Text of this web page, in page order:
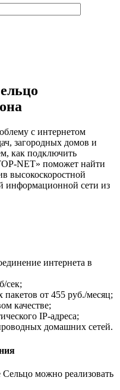
с интернетом
загородных домов и
как подключить
NET» поможет найти
высокоскоростной
информационной сети из
интернета в
сек;
от 455 руб./месяц;
качестве;
IP-адреса;
домашних сетей.
можно реализовать